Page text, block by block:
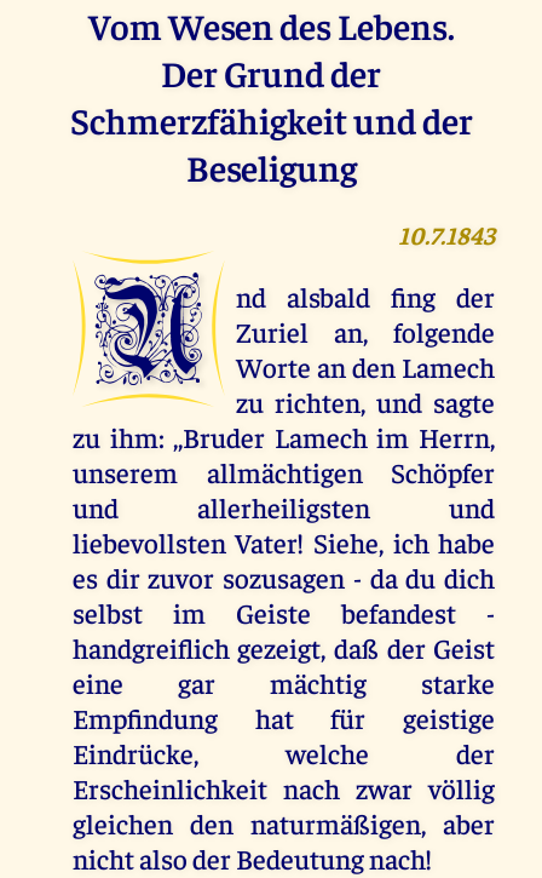
Vom Wesen des Lebens.
Der Grund der
Schmerzfähigkeit und der
Beseligung
10.7.1843
U
nd alsbald fing der
Zuriel an, folgende
Worte an den Lamech
zu richten, und sagte
zu ihm: ,,Bruder Lamech im Herrn,
unserem allmächtigen Schöpfer
und allerheiligsten und
liebevollsten Vater! Siehe, ich habe
es dir zuvor sozusagen - da du dich
selbst im Geiste befandest -
handgreiflich gezeigt, daß der Geist
eine gar mächtig starke
Empfindung hat für geistige
Eindrücke, welche der
Erscheinlichkeit nach zwar völlig
gleichen den naturmäßigen, aber
nicht also der Bedeutung nach!